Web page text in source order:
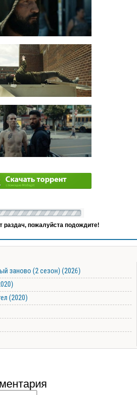
раздач, пожалуйста подождите!
заново (2 сезон) (2026)
(2020)